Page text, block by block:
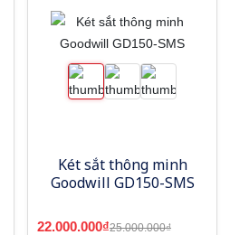
Két sắt thông minh
Goodwill GD150-SMS
22.000.000₫25.000.000₫